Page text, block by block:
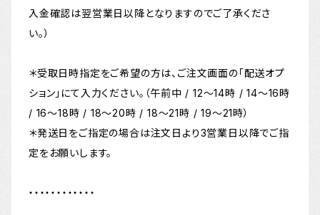
入金確認は翌営業日以降となりますのでご了承くださ
い。）
＊受取日時指定をご希望の方は、ご注文画面の「配送オプ
ション」にて入力ください。（午前中 / 12〜14時 / 14〜16時
/ 16〜18時 / 18〜20時 / 18〜21時 / 19〜21時）
＊発送日をご指定の場合は注文日より3営業日以降でご指
定をお願いします。
・・・・・・・・・・・・